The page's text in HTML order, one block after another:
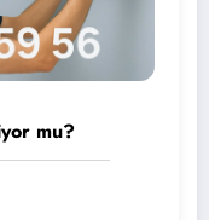
mu?